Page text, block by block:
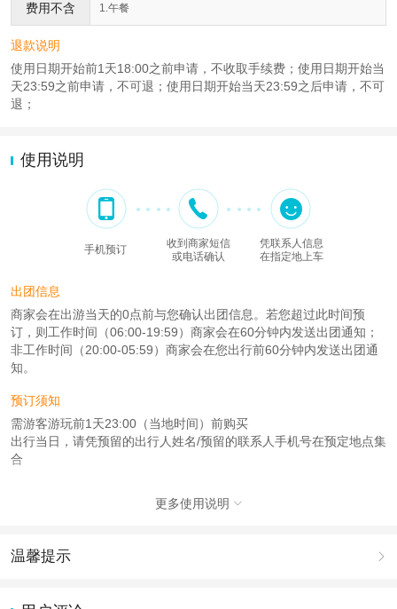
费用不含 1.午餐
退款说明
使用日期开始前1天18:00之前申请，不收取手续费；使用日期开始当
天23:59之前申请，不可退；使用日期开始当天23:59之后申请，不可
退；
使用说明
手机预订
收到商家短信
或电话确认
凭联系人信息
在指定地上车
出团信息
商家会在出游当天的0点前与您确认出团信息。若您超过此时间预
订，则工作时间（06:00-19:59）商家会在60分钟内发送出团通知；
非工作时间（20:00-05:59）商家会在您出行前60分钟内发送出团通
知。
预订须知
需游客游玩前1天23:00（当地时间）前购买
出行当日，请凭预留的出行人姓名/预留的联系人手机号在预定地点集
合
查看： 查看工商执照信息
更多使用说明 
温馨提示 
动（如跳伞、潜水、滑雪等）前，请务必仔细阅读